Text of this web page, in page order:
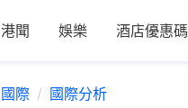
港聞 娛樂 酒店優惠碼
國際 國際分析